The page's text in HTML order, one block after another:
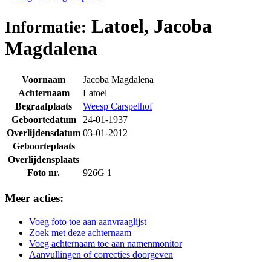
Informatie: Latoel, Jacoba
Magdalena
Voornaam
Jacoba Magdalena
Achternaam
Latoel
Begraafplaats
Weesp Carspelhof
Geboortedatum
24-01-1937
Overlijdensdatum 03-01-2012
Geboorteplaats
Overlijdensplaats
Foto nr.
926G 1
Meer acties:
Voeg foto toe aan aanvraaglijst
Zoek met deze achternaam
Voeg achternaam toe aan namenmonitor
Aanvullingen of correcties doorgeven